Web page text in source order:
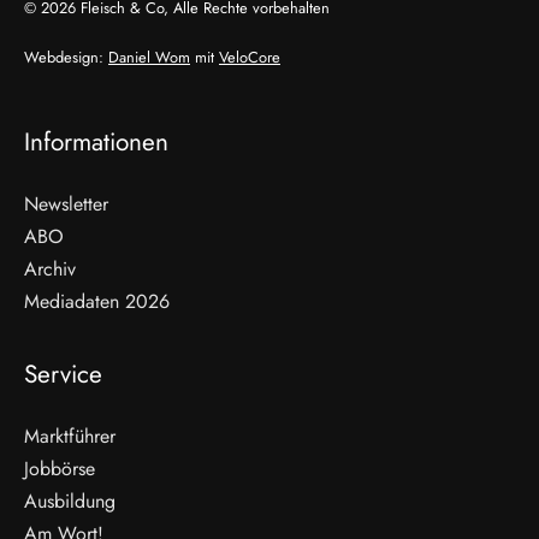
© 2026 Fleisch & Co, Alle Rechte vorbehalten
Webdesign: Daniel Wom mit VeloCore
Informationen
Newsletter
ABO
Archiv
Mediadaten 2026
Service
Marktführer
Jobbörse
Ausbildung
Am Wort!